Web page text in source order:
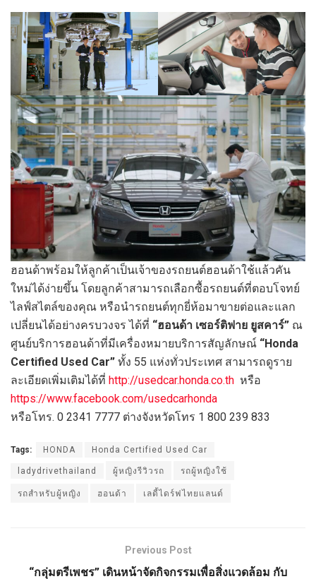
ฮอนด้าพร้อมให้ลูกค้าเป็นเจ้าของรถยนต์ฮอนด้าใช้แล้วคัน
ใหม่ได้ง่ายขึ้น โดยลูกค้าสามารถเลือกซื้อรถยนต์ที่ตอบโจทย์
ไลฟ์สไตล์ของคุณ หรือนำรถยนต์ทุกยี่ห้อมาขายต่อและแลก
เปลี่ยนได้อย่างครบวงจร ได้ที่ “ฮอนด้า เซอร์ติฟาย ยูสคาร์” ณ
ศูนย์บริการฮอนด้าที่มีเครื่องหมายบริการสัญลักษณ์ “Honda
Certified Used Car” ทั้ง 55 แห่งทั่วประเทศ สามารถดูราย
ละเอียดเพิ่มเติมได้ที่ http://usedcar.honda.co.th หรือ
https://www.facebook.com/usedcarhonda
หรือโทร. 0 2341 7777 ต่างจังหวัดโทร 1 800 239 833
Tags: HONDA Honda Certified Used Car
ladydrivethailand ผู้หญิงรีวิวรถ รถผู้หญิงใช้
รถสำหรับผู้หญิง ฮอนด้า เลดี้ไดร์ฟไทยแลนด์
Previous Post
“กลุ่มตรีเพชร” เดินหน้าจัดกิจกรรมเพื่อสิ่งแวดล้อม กับ